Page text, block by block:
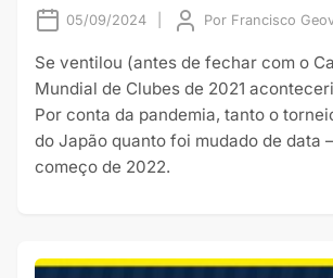
05/09/2024 Por Francisco
Se ventilou (antes de fechar com o
Mundial de Clubes de 2021
Por conta da pandemia, tanto o
do Japão quanto foi mudado de data
começo de 2022.